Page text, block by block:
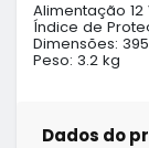
Alimentação 12
Índice de
Dimensões:
Peso: 3.2 kg
Dados do